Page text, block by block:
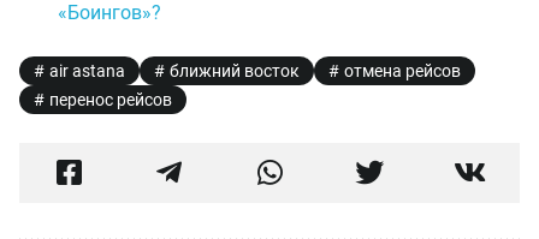
«Боингов»?
air astana ближний восток
отмена рейсов
перенос рейсов